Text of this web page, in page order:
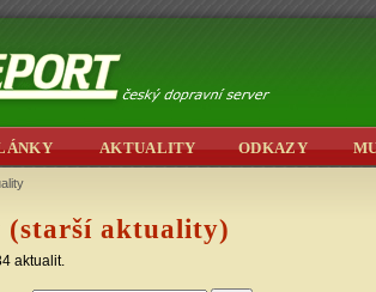
AKTUALITY ODKAZY
aktuality)
aktualit.